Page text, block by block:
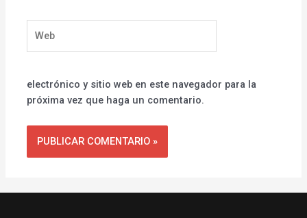
electrónico y sitio web en este navegador para la
próxima vez que haga un comentario.